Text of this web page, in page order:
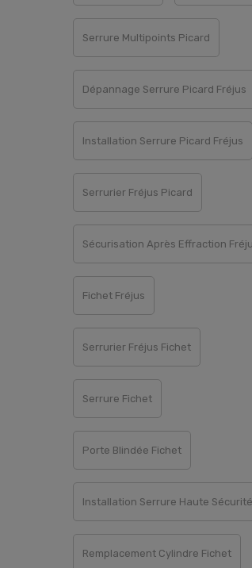
Serrure Multipoints Picard
Dépannage Serrure Picard Fréjus
Installation Serrure Picard Fréjus
Serrurier Fréjus Picard
Sécurisation Après Effraction
Fichet Fréjus
Serrurier Fréjus Fichet
Serrure Fichet
Porte Blindée Fichet
Installation Serrure Haute Sécurité
Remplacement Cylindre Fichet